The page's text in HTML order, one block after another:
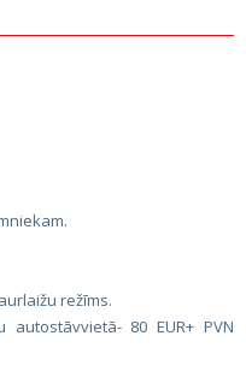
režīms.
80 EUR+ PVN